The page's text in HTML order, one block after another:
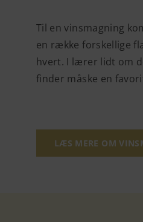
Til en vinsmagning
en række forskellige
hvert. I lærer lidt om
finder måske en
LÆS MERE OM